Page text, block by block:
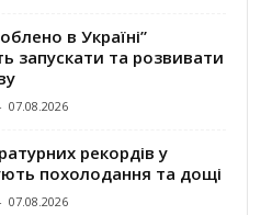
в Україні”
запускaти та розвивати
07.08.2026
рекордів у
похолодання та дощі
07.08.2026